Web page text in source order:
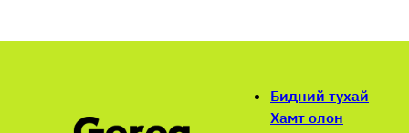
Бидний тухай
Хамт олон